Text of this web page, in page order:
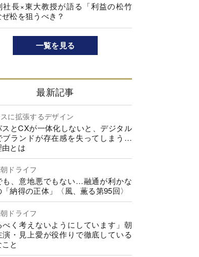
社長×東大教授が語る「利益の松竹
松を狙うべき？
一覧を見る
最新記事
に拡張するデザイン
スとCXが一体化しないと、デジタル
ブランドが存在感を失ってしまう…
とは
ドライフ
も、意地悪でもない…融通が利かな
納得の正体」〈風、薫る第95回〉
ドライフ
べく考えないようにしています」朝
演・見上愛が役作りで徹底している
と